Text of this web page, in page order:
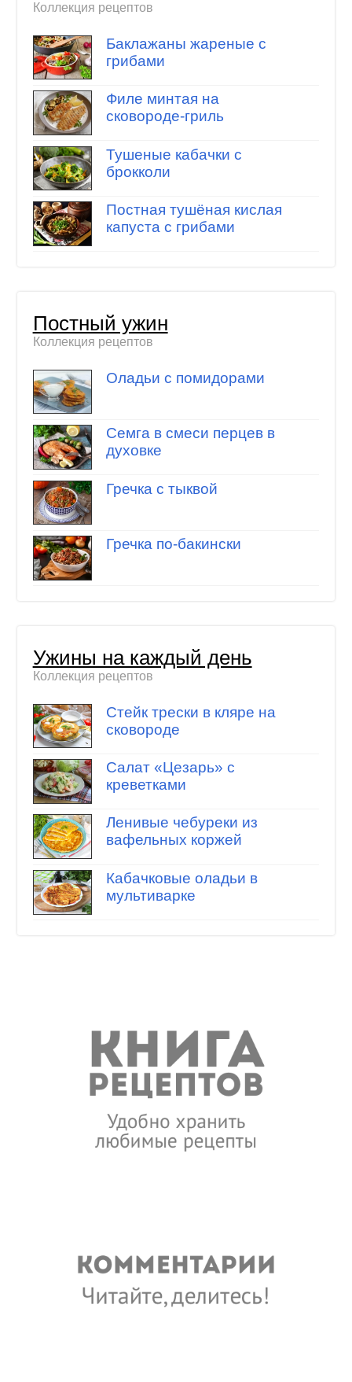
Коллекция рецептов
Баклажаны жареные с
грибами
Филе минтая на
сковороде-гриль
Тушеные кабачки с
брокколи
Постная тушёная кислая
капуста с грибами
Постный ужин
Коллекция рецептов
Оладьи с помидорами
Семга в смеси перцев в
духовке
Гречка с тыквой
Гречка по-бакински
Ужины на каждый день
Коллекция рецептов
Стейк трески в кляре на
сковороде
Салат «Цезарь» с
креветками
Ленивые чебуреки из
вафельных коржей
Кабачковые оладьи в
мультиварке